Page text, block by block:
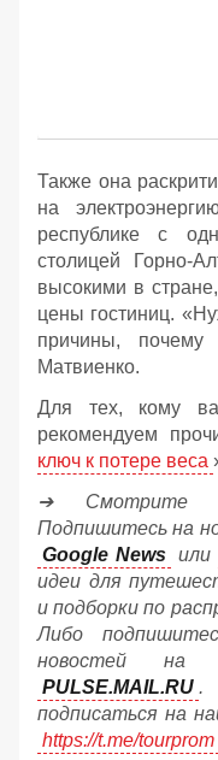
Также она
на
республике с
столицей Горно-
высокими в
цены гостиниц.
причины, почему
Матвиенко.
Для тех, кому
рекомендуем
ключ к потере веса
➔ Смотрите
Подпишитесь на
Google News или
идеи для
и подборки по
Либо
новостей на
PULSE.MAIL.RU .
подписаться на
https://t.me/tourprom